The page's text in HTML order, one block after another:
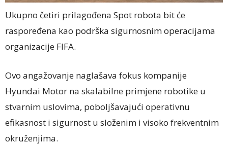
Ukupno četiri prilagođena Spot robota bit će
raspoređena kao podrška sigurnosnim operacijama
organizacije FIFA.
Ovo angažovanje naglašava fokus kompanije
Hyundai Motor na skalabilne primjene robotike u
stvarnim uslovima, poboljšavajući operativnu
efikasnost i sigurnost u složenim i visoko frekventnim
okruženjima.